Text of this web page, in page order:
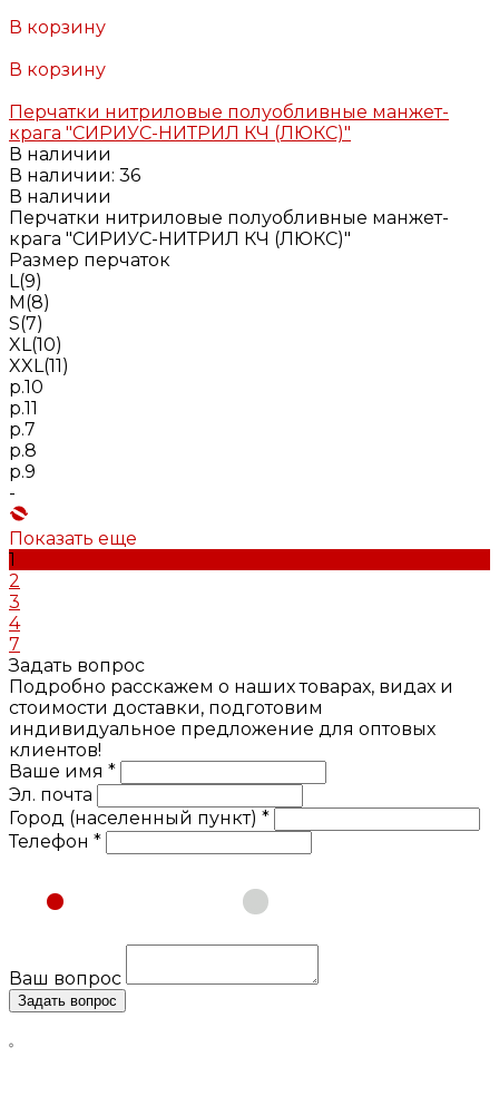
В корзину
В корзину
Перчатки нитриловые полуобливные манжет-
крага "СИРИУС-НИТРИЛ КЧ (ЛЮКС)"
В наличии
В наличии: 36
В наличии
Перчатки нитриловые полуобливные манжет-
крага "СИРИУС-НИТРИЛ КЧ (ЛЮКС)"
Размер перчаток
L(9)
M(8)
S(7)
XL(10)
XXL(11)
р.10
р.11
р.7
р.8
р.9
-
Показать еще
1
2
3
4
7
Задать вопрос
Подробно расскажем о наших товарах, видах и
стоимости доставки, подготовим
индивидуальное предложение для оптовых
клиентов!
Ваше имя *
Эл. почта
Город (населенный пункт) *
Телефон *
Юридическое лицо
Ваш вопрос
Задать вопрос